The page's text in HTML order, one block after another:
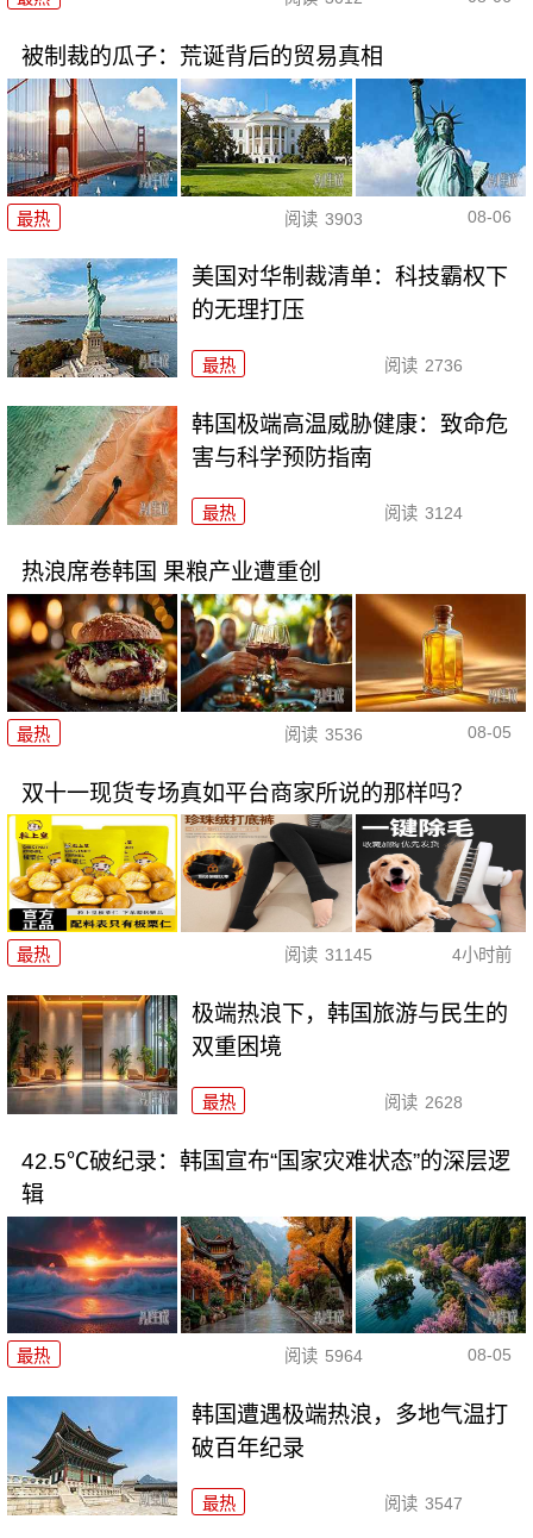
被制裁的瓜子：荒诞背后的贸易真相
最热 阅读 3903 08-06
美国对华制裁清单：科技霸权下
的无理打压
最热 阅读 2736
韩国极端高温威胁健康：致命危
害与科学预防指南
最热 阅读 3124
热浪席卷韩国 果粮产业遭重创
最热 阅读 3536 08-05
双十一现货专场真如平台商家所说的那样吗？
最热 阅读 31145 4小时前
极端热浪下，韩国旅游与民生的
双重困境
最热 阅读 2628
42.5℃破纪录：韩国宣布“国家灾难状态”的深层逻
辑
最热 阅读 5964 08-05
韩国遭遇极端热浪，多地气温打
破百年纪录
最热 阅读 3547